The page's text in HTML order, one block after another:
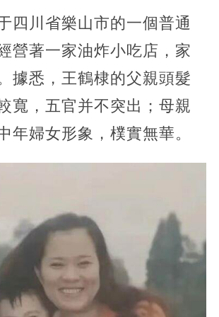
四川省樂山市的一個普通
營著一家油炸小吃店，家
據悉，王鶴棣的父親頭髮
寬，五官并不突出；母親
年婦女形象，樸實無華。